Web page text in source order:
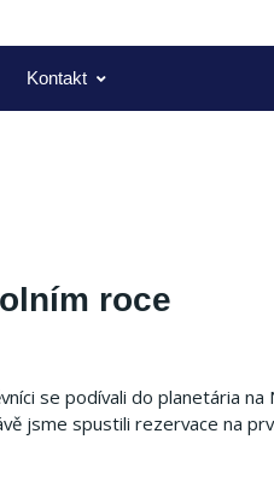
Kontakt
roce
se podívali do planetária na
jsme spustili rezervace na